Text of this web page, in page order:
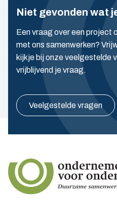
Niet gevonden wat
Een vraag over een project
met ons samenwerken?
kijkje bij onze veelgestelde
vrijblijvend je vraag.
Veelgestelde vragen